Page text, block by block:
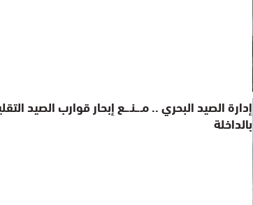
إدارة الصيد البحري .. مـ.ـنـ.ـع إبحار قوارب الصيد
بالداخلة